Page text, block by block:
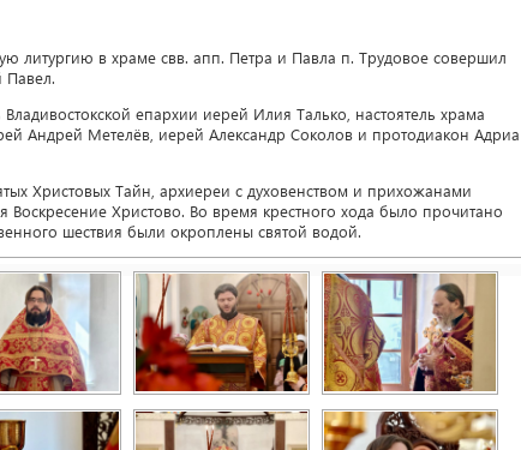
литургию в храме свв. апп. Петра и Павла п. Трудовое совершил
Павел.
епархии иерей Илия Талько, настоятель храма
Андрей Метелёв, иерей Александр Соколов и протодиакон
Христовых Тайн, архиереи с духовенством и прихожанами
Воскресение Христово. Во время крестного хода было прочитано
шествия были окроплены святой водой.